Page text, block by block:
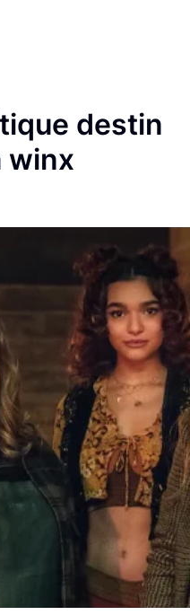
destin
winx